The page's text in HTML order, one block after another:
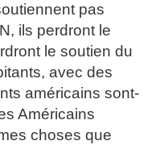
pas
ils perdront le
le soutien du
avec des
américains sont-
Américains
choses que